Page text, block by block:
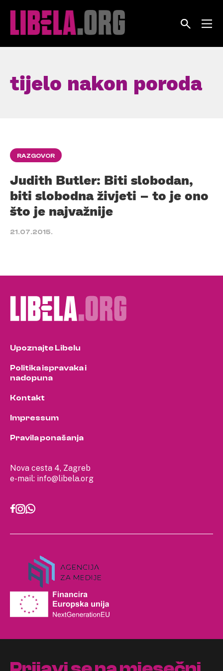
tijelo nakon poroda
RAZGOVOR
Judith Butler: Biti slobodan,
biti slobodna živjeti – to je ono
što je najvažnije
21.07.2015.
Nova cesta 4, Zagreb
e-mail: info@libela.org
Upoznajte Libelu
Politika ispravaka i
nadopuna
Kontakt
Impressum
Pravila ponašanja